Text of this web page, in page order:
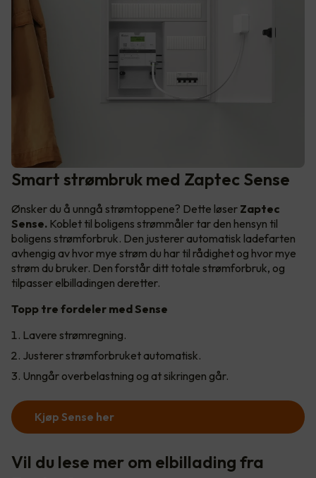
Smart strømbruk med Zaptec Sense
Ønsker du å unngå strømtoppene? Dette løser Zaptec
Sense. Koblet til boligens strømmåler tar den hensyn til
boligens strømforbruk. Den justerer automatisk ladefarten
avhengig av hvor mye strøm du har til rådighet og hvor mye
strøm du bruker. Den forstår ditt totale strømforbruk, og
tilpasser elbilladingen deretter.
Topp tre fordeler med Sense
Lavere strømregning.
Justerer strømforbruket automatisk.
Unngår overbelastning og at sikringen går.
Kjøp Sense her
Vil du lese mer om elbillading fra